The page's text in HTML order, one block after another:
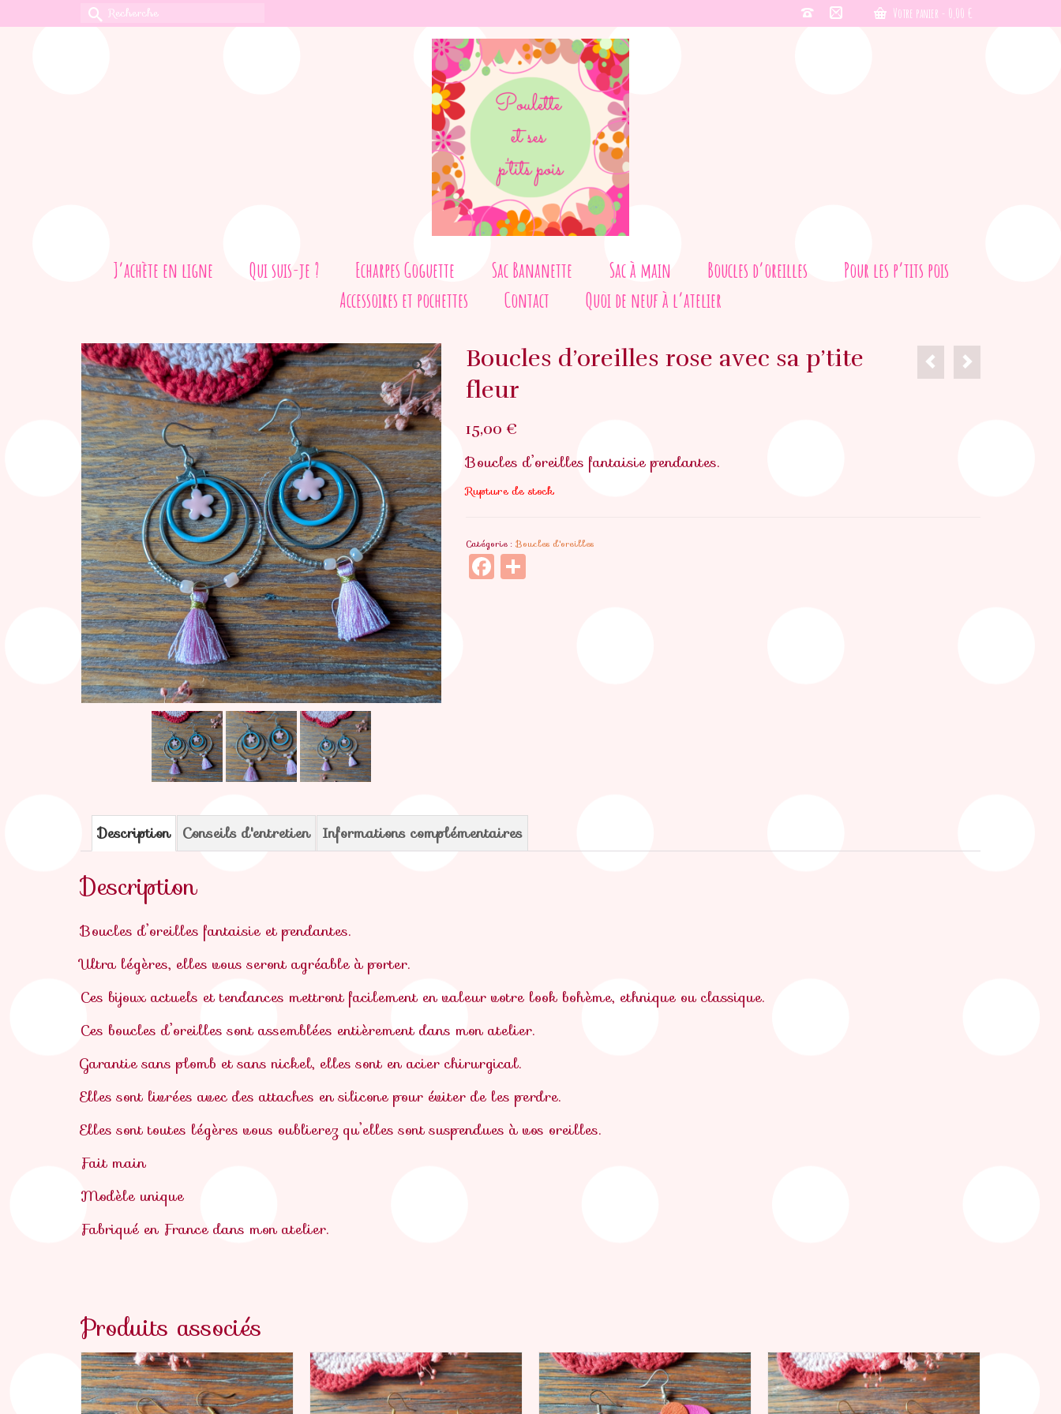
Votre panier - 0,00 €
Rechercher :
J’achète en ligne Qui suis-je ? Echarpes Goguette Sac Bananette Sac à main Boucles d’oreilles
Pour les p’tits pois
Accessoires et pochettes
Contact Quoi de neuf à l’atelier
Boucles d’oreilles rose avec sa p’tite
fleur
15,00 €
Boucles d’oreilles fantaisie pendantes.
Rupture de stock
Catégorie : Boucles d'oreilles
Facebook
Partager
Description Conseils d'entretien Informations complémentaires
Description
Boucles d’oreilles fantaisie et pendantes.
Ultra légères, elles vous seront agréable à porter.
Ces bijoux actuels et tendances mettront facilement en valeur votre look bohème, ethnique ou classique.
Ces boucles d’oreilles sont assemblées entièrement dans mon atelier.
Garantie sans plomb et sans nickel, elles sont en acier chirurgical.
Elles sont livrées avec des attaches en silicone pour éviter de les perdre.
Elles sont toutes légères vous oublierez qu’elles sont suspendues à vos oreilles.
Fait main
Modèle unique
Fabriqué en France dans mon atelier.
Produits associés